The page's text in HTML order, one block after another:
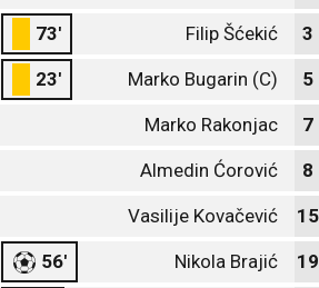
73' Filip Šćekić 3
23' Marko Bugarin (C) 5
Marko Rakonjac 7
Almedin Ćorović 8
Vasilije Kovačević 15
56' Nikola Brajić 19